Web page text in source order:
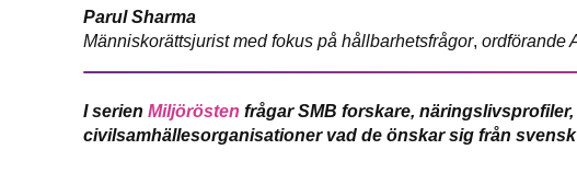
Parul Sharma
Människorättsjurist med fokus på hållbarhetsfrågor, ordförande
I serien Miljörösten frågar SMB forskare,
civilsamhällesorganisationer vad de önskar sig från